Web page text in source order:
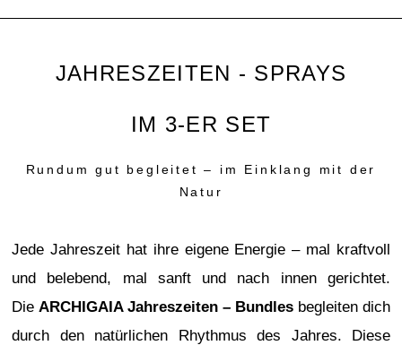
JAHRESZEITEN - SPRAYS
IM 3-ER SET
Rundum gut begleitet – im Einklang mit der
Natur
Jede Jahreszeit hat ihre eigene Energie – mal kraftvoll
und belebend, mal sanft und nach innen gerichtet.
Die ARCHIGAIA Jahreszeiten – Bundles begleiten dich
durch den natürlichen Rhythmus des Jahres. Diese